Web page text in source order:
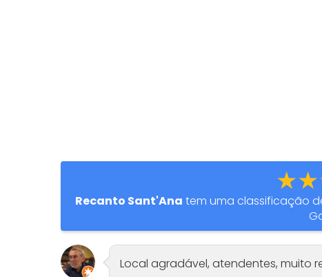
Recanto Sant'Ana tem uma classificação
Local agradável, atendentes, muito